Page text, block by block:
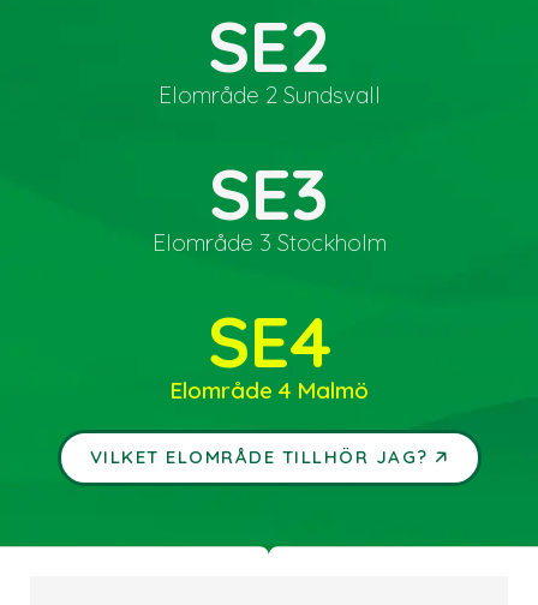
SE2
Elområde 2 Sundsvall
SE3
Elområde 3 Stockholm
SE4
Elområde 4 Malmö
VILKET ELOMRÅDE TILLHÖR JAG? 🡥